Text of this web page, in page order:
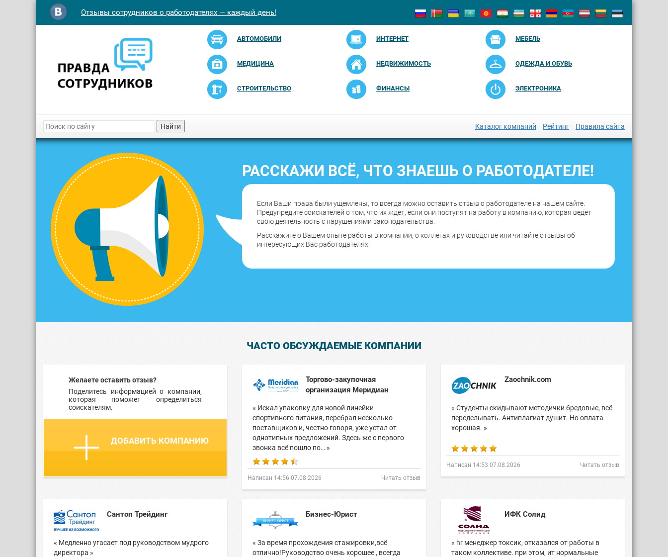
Отзывы сотрудников о работодателях — каждый день!
АВТОМОБИЛИ ИНТЕРНЕТ МЕБЕЛЬ
МЕДИЦИНА НЕДВИЖИМОСТЬ ОДЕЖДА И ОБУВЬ
СТРОИТЕЛЬСТВО ФИНАНСЫ ЭЛЕКТРОНИКА
Найти Каталог компаний Рейтинг Правила сайта
РАССКАЖИ ВСЁ, ЧТО ЗНАЕШЬ О РАБОТОДАТЕЛЕ!
Если Ваши права были ущемлены, то всегда можно оставить отзыв о работодателе на нашем сайте.
Предупредите соискателей о том, что их ждет, если они поступят на работу в компанию, которая ведет
свою деятельность с нарушениями законодательства.
Расскажите о Вашем опыте работы в компании, о коллегах и руководстве или читайте отзывы об
интересующих Вас работодателях!
ЧАСТО ОБСУЖДАЕМЫЕ КОМПАНИИ
Желаете оставить отзыв?
Поделитесь информацией о компании,
которая поможет определиться
соискателям.
ДОБАВИТЬ КОМПАНИЮ
Торгово-закупочная
организация Меридиан
« Искал упаковку для новой линейки
спортивного питания, перебрал несколько
поставщиков и, честно говоря, уже устал от
однотипных предложений. Здесь же с первого
звонка всё пошло по… »
Написан 14:56 07.08.2026 Читать отзыв
Zaochnik.com
« Студенты скидывают методички бредовые, всё
переделывать. Антиплагиат душит. Но оплата
хорошая. »
Написан 14:53 07.08.2026 Читать отзыв
Сантоп Трейдинг
« Медленно угасает под руководством мудрого
директора »
Бизнес-Юрист
« За время прохождения стажировки,всё
отлично!Руководство очень хорошее , всегда
ИФК Солид
« hr менеджер токсик, отказался от работы в
таком коллективе. при этом, ит нормальные